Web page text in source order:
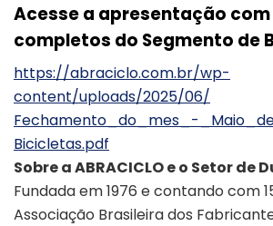
Acesse a apresentação
completos do Segmento de
https://abraciclo.com.br/wp-
content/uploads/2025/06/
Fechamento_do_mes_-
Bicicletas.pdf
Sobre a ABRACICLO e o Setor de
Fundada em 1976 e contando com
Associação Brasileira dos